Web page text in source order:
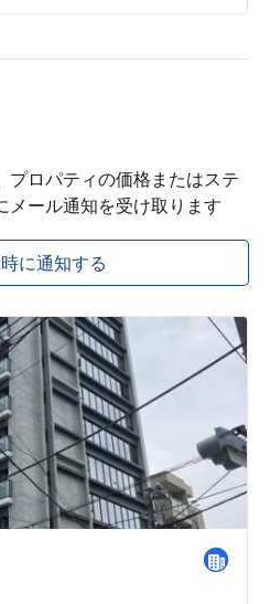
プロパティの価格またはステ
メール通知を受け取ります
に通知する